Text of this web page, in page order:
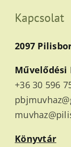
Kapcsolat
2097
Művelődési
+36 30 596
Könyvtár